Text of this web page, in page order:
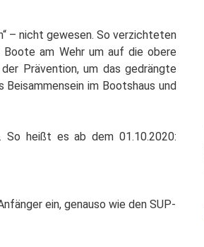
– nicht gewesen. So verzichteten
am Wehr um auf die obere
Prävention, um das gedrängte
Beisammensein im Bootshaus und
heißt es ab dem 01.10.2020:
ein, genauso wie den SUP-